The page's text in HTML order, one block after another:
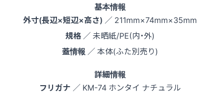
基本情報
外寸(長辺×短辺×高さ) ／ 211mm×74mm×35mm
規格 ／ 未晒紙/PE(内・外)
蓋情報 ／ 本体(ふた別売り)
詳細情報
フリガナ ／ KM-74 ホンタイ ナチュラル